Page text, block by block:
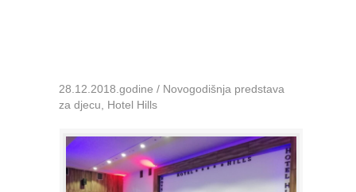
28.12.2018.godine / Novogodišnja predstava
za djecu, Hotel Hills